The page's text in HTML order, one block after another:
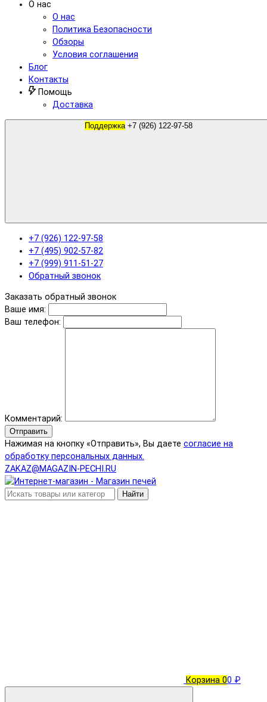
О нас
О нас
Политика Безопасности
Обзоры
Условия соглашения
Блог
Контакты
Помощь
Доставка
Поддержка +7 (926) 122-97-58
+7 (926) 122-97-58
+7 (495) 902-57-82
+7 (999) 911-51-27
Обратный звонок
Заказать обратный звонок
Ваше имя:
Ваш телефон:
Комментарий:
Отправить
Нажимая на кнопку «Отправить», Вы даете согласие на
обработку персональных данных.
ZAKAZ@MAGAZIN-PECHI.RU
Найти
Корзина 00 ₽